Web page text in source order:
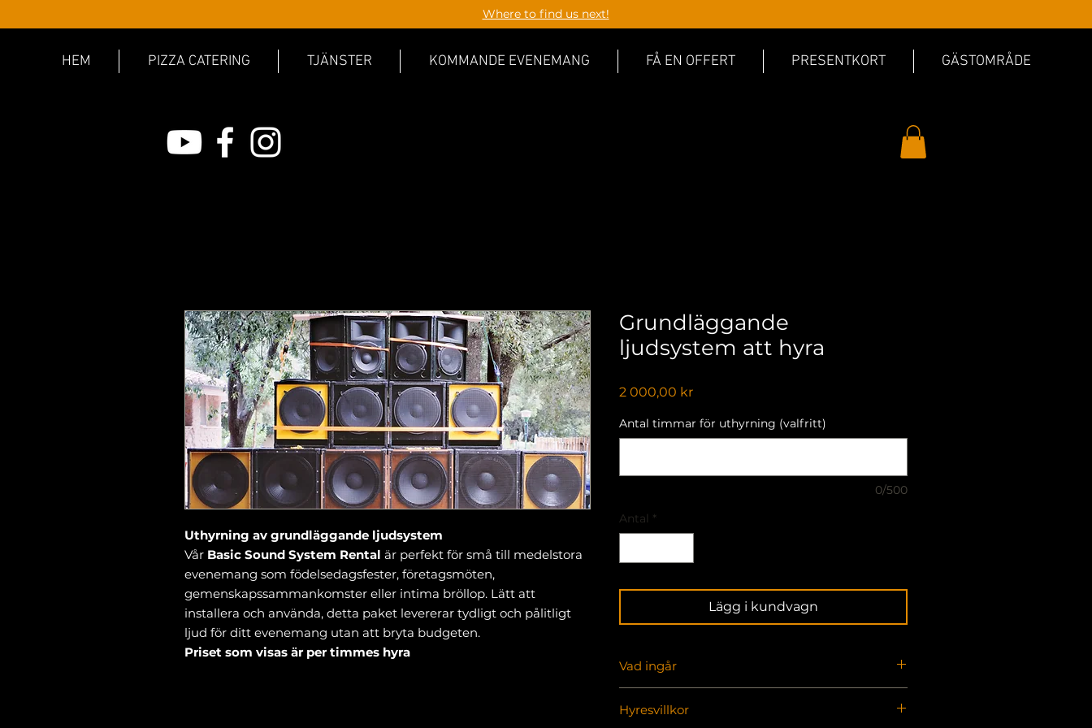
Where to find us next!
HEM PIZZA CATERING TJÄNSTER KOMMANDE EVENEMANG FÅ EN OFFERT PRESENTKORT GÄSTOMRÅDE
Uthyrning av grundläggande ljudsystem
Vår Basic Sound System Rental är perfekt för små till medelstora
evenemang som födelsedagsfester, företagsmöten,
gemenskapssammankomster eller intima bröllop. Lätt att
installera och använda, detta paket levererar tydligt och pålitligt
ljud för ditt evenemang utan att bryta budgeten.
Priset som visas är per timmes hyra
Grundläggande
ljudsystem att hyra
2 000,00 krPris
Antal timmar för uthyrning (valfritt)
0/500
Antal *
Lägg i kundvagn
Vad ingår
Högtalare:
Hyresvillkor